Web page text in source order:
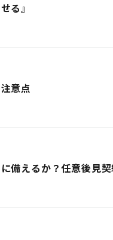
る』
意点
えるか？任意後見契